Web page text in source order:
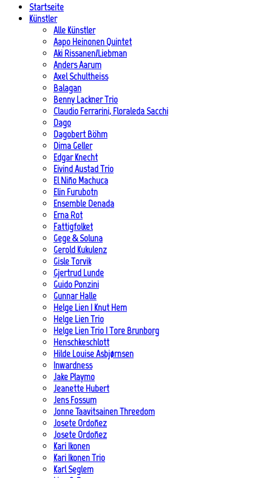
Startseite
Künstler
Alle Künstler
Aapo Heinonen Quintet
Aki Rissanen/Liebman
Anders Aarum
Axel Schultheiss
Balagan
Benny Lackner Trio
Claudio Ferrarini, Floraleda Sacchi
Dago
Dagobert Böhm
Dima Geller
Edgar Knecht
Eivind Austad Trio
El Niño Machuca
Elin Furubotn
Ensemble Denada
Erna Rot
Fattigfolket
Gege & Soluna
Gerold Kukulenz
Gisle Torvik
Gjertrud Lunde
Guido Ponzini
Gunnar Halle
Helge Lien | Knut Hem
Helge Lien Trio
Helge Lien Trio | Tore Brunborg
Henschkeschlott
Hilde Louise Asbjørnsen
Inwardness
Jake Playmo
Jeanette Hubert
Jens Fossum
Jonne Taavitsainen Threedom
Josete Ordoñez
Josete Ordoñez
Kari Ikonen
Kari Ikonen Trio
Karl Seglem